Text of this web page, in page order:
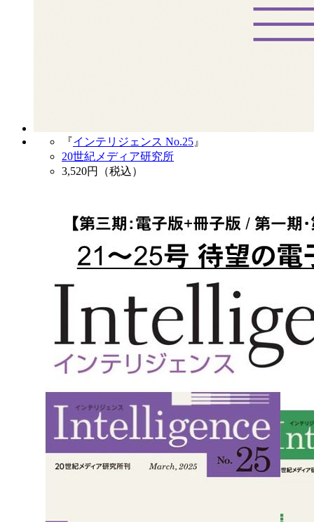
『インテリジェンス No.25 』
20世紀メディア研究所
3,520円（税込）